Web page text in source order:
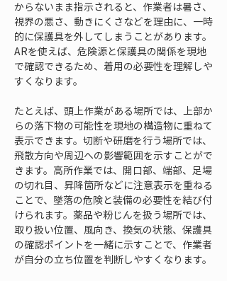
からないまま指示されると、作業者は暑さ、
視界の悪さ、動きにくさなどを理由に、一時
的に保護具を外してしまうことがあります。
ARを使えば、危険源と保護具の関係を現地
で確認できるため、着用の必要性を理解しや
すくなります。
たとえば、頭上作業がある場所では、上部か
らの落下物の可能性を現地の構造物に重ねて
表示できます。切断や研磨を行う場所では、
飛散方向や周辺への影響範囲を示すことがで
きます。高所作業では、開口部、端部、足場
の切れ目、昇降箇所などに注意表示を重ねる
ことで、墜落の危険と装備の必要性を結び付
けられます。薬品や粉じんを扱う場所では、
取り扱い位置、風向き、換気の状態、保護具
の確認ポイントを一緒に示すことで、作業者
が自分の立ち位置を判断しやすくなります。